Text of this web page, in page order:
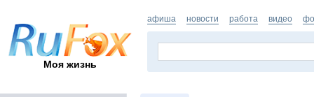
Моя жизнь
афиша новости работа видео